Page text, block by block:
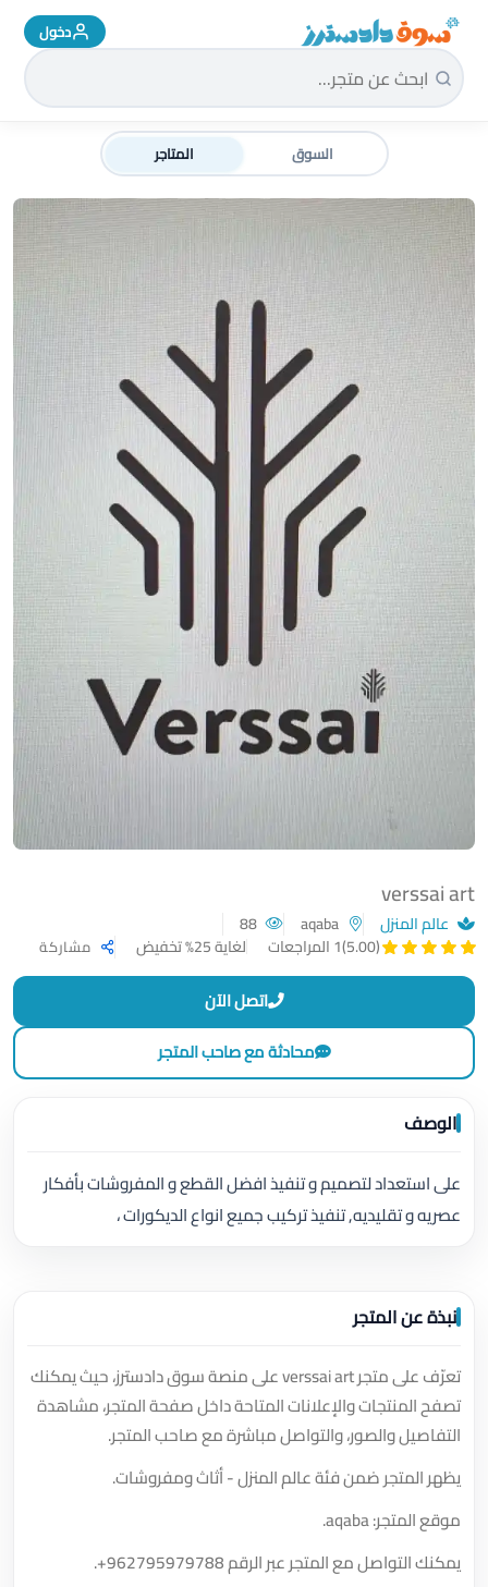
سوق دادسترز الرئيسية دخول
السوق المتاجر
verssai art
عالم المنزل
(5.00)
1 المراجعات لغاية 25% تخفيض مشاركة
اتصل الآن
محادثة مع صاحب المتجر
الوصف
على استعداد لتصميم و تنفيذ افضل القطع و المفروشات بأفكار
عصريه و تقليديه, تنفيذ تركيب جميع انواع الديكورات ،
نبذة عن المتجر
تعرّف على متجر verssai art على منصة سوق دادسترز، حيث يمكنك
تصفح المنتجات والإعلانات المتاحة داخل صفحة المتجر، مشاهدة
التفاصيل والصور، والتواصل مباشرة مع صاحب المتجر.
يظهر المتجر ضمن فئة عالم المنزل - أثاث ومفروشات.
موقع المتجر: aqaba.
يمكنك التواصل مع المتجر عبر الرقم+962795979788
.